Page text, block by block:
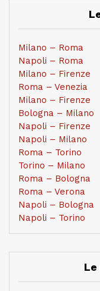
Milano – Roma
Napoli – Roma
Milano – Firenze
Roma – Venezia
Milano – Firenze
Bologna – Milano
Napoli – Firenze
Napoli – Milano
Roma – Torino
Torino – Milano
Roma – Bologna
Roma – Verona
Napoli – Bologna
Napoli – Torino